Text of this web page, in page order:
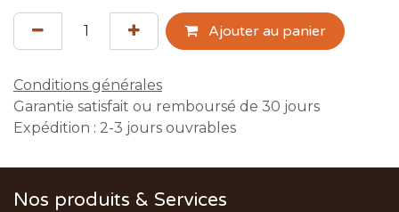
Ajouter au panier
Conditions générales
Garantie satisfait ou remboursé de 30 jours
Expédition : 2-3 jours ouvrables
Nos produits & Services